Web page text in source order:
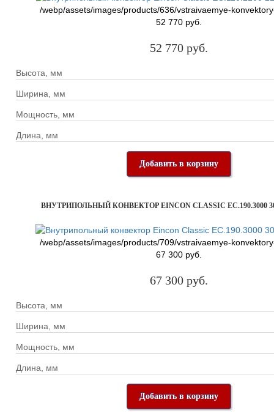
/webp/assets/images/products/636/vstraivaemye-
52 770 руб.
52 770 руб.
Высота, мм
Ширина, мм
Мощность, мм
Длина, мм
Добавить в корзину
ВНУТРИПОЛЬНЫЙ КОНВЕКТОР EINCON CLASSIC EC.190.3000
/webp/assets/images/products/709/vstraivaemye-
67 300 руб.
67 300 руб.
Высота, мм
Ширина, мм
Мощность, мм
Длина, мм
Добавить в корзину